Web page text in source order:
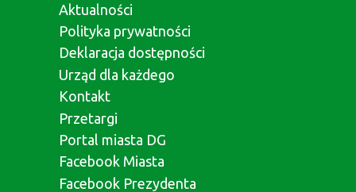
Aktualności
Polityka prywatności
Deklaracja dostępności
Urząd dla każdego
Kontakt
Przetargi
Portal miasta DG
Facebook Miasta
Facebook Prezydenta